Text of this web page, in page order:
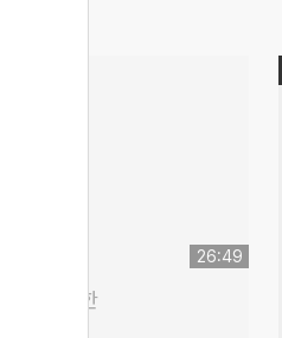
26:49
점을 위한